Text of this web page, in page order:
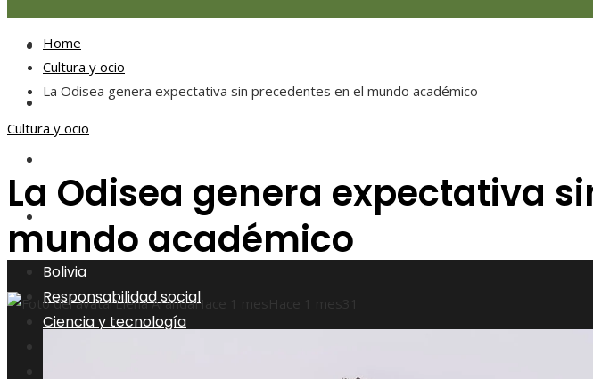
Responsabilidad social
Ciencia y tecnología
Inversiones y negocios
Bolivia
Responsabilidad social
Ciencia y tecnología
Home
Cultura y ocio
La Odisea genera expectativa sin precedentes en el mundo académico
Cultura y ocio
La Odisea genera expectativa
mundo académico
Elena ArandaHace 1 mes Hace 1 mes